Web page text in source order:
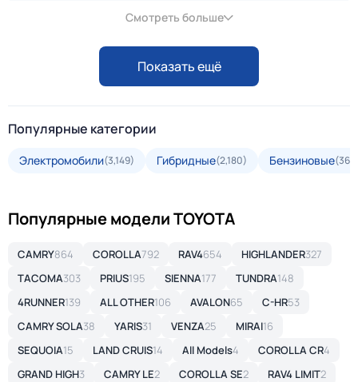
Смотреть больше
Показать ещё
Популярные категории
Электромобили(3,149) Гибридные(2,180) Бензиновые
Популярные модели TOYOTA
CAMRY864 COROLLA792 RAV4654 HIGHLANDER327
TACOMA303 PRIUS195 SIENNA177 TUNDRA148
4RUNNER139 ALL OTHER106 AVALON65 C-HR53
CAMRY SOLA38 YARIS31 VENZA25 MIRAI16
SEQUOIA15 LAND CRUIS14 All Models4 COROLLA CR4
GRAND HIGH3 CAMRY LE2 COROLLA SE2 RAV4 LIMIT2